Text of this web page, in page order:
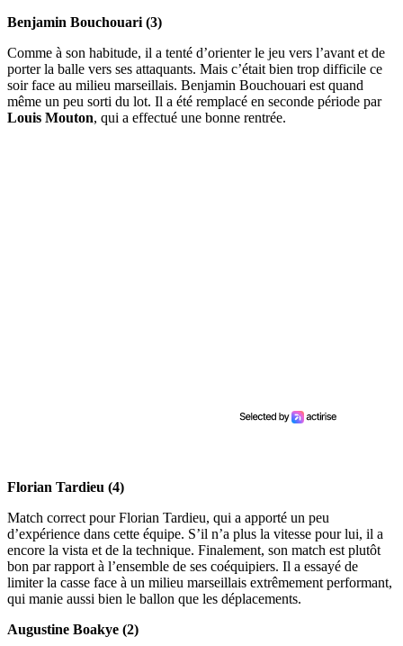
Benjamin Bouchouari (3)
Comme à son habitude, il a tenté d’orienter le jeu vers l’avant et de
porter la balle vers ses attaquants. Mais c’était bien trop difficile ce
soir face au milieu marseillais. Benjamin Bouchouari est quand
même un peu sorti du lot. Il a été remplacé en seconde période par
Louis Mouton, qui a effectué une bonne rentrée.
Florian Tardieu (4)
Match correct pour Florian Tardieu, qui a apporté un peu
d’expérience dans cette équipe. S’il n’a plus la vitesse pour lui, il a
encore la vista et de la technique. Finalement, son match est plutôt
bon par rapport à l’ensemble de ses coéquipiers. Il a essayé de
limiter la casse face à un milieu marseillais extrêmement performant,
qui manie aussi bien le ballon que les déplacements.
Augustine Boakye (2)